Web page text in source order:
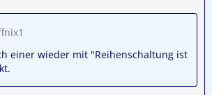
einer wieder mit "Reihenschaltung ist